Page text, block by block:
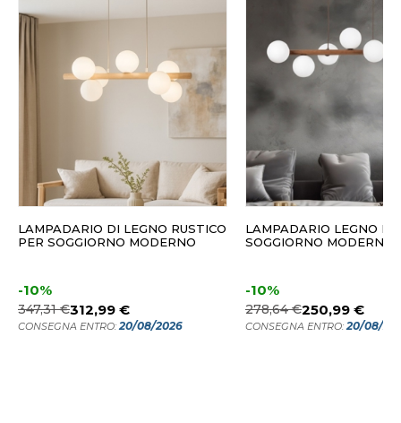
LAMPADARIO DI LEGNO RUSTICO
PER SOGGIORNO MODERNO
-10%
347,31 €312,99 €
CONSEGNA ENTRO:20/08/2026
LAMPADARIO LEGNO
SOGGIORNO MODERNO
-10%
278,64 €250,99 €
CONSEGNA ENTRO:20/08/